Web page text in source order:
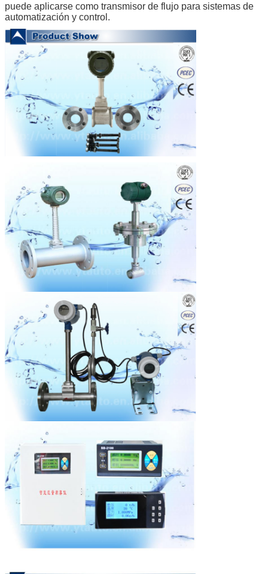
puede aplicarse como transmisor de flujo para sistemas de
automatización y control.